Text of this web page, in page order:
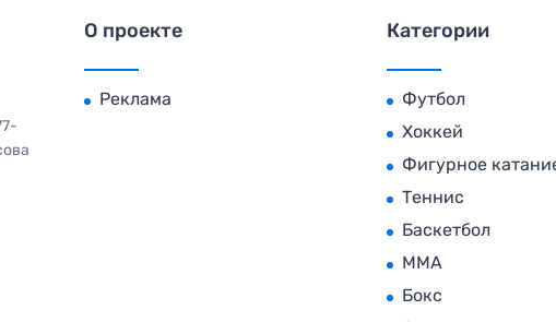
О проекте
Реклама
Категории
Футбол
Хоккей
Фигурное
Теннис
Баскетбол
MMA
Бокс